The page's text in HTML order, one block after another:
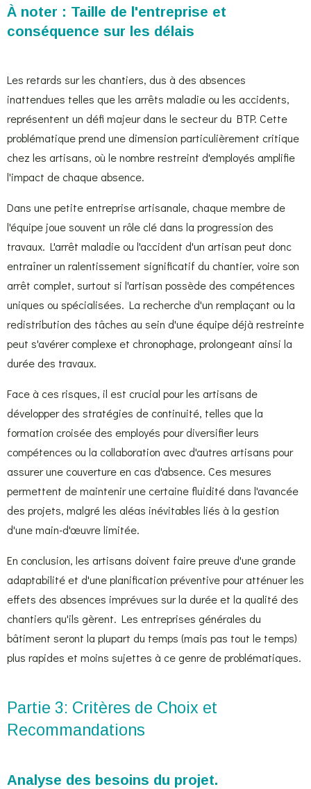
À noter : Taille de l'entreprise et
conséquence sur les délais
Les retards sur les chantiers, dus à des absences
inattendues telles que les arrêts maladie ou les accidents,
représentent un défi majeur dans le secteur du BTP. Cette
problématique prend une dimension particulièrement critique
chez les artisans, où le nombre restreint d'employés amplifie
l'impact de chaque absence.
Dans une petite entreprise artisanale, chaque membre de
l'équipe joue souvent un rôle clé dans la progression des
travaux. L'arrêt maladie ou l'accident d'un artisan peut donc
entraîner un ralentissement significatif du chantier, voire son
arrêt complet, surtout si l'artisan possède des compétences
uniques ou spécialisées. La recherche d'un remplaçant ou la
redistribution des tâches au sein d'une équipe déjà restreinte
peut s'avérer complexe et chronophage, prolongeant ainsi la
durée des travaux.
Face à ces risques, il est crucial pour les artisans de
développer des stratégies de continuité, telles que la
formation croisée des employés pour diversifier leurs
compétences ou la collaboration avec d'autres artisans pour
assurer une couverture en cas d'absence. Ces mesures
permettent de maintenir une certaine fluidité dans l'avancée
des projets, malgré les aléas inévitables liés à la gestion
d'une main-d'œuvre limitée.
En conclusion, les artisans doivent faire preuve d'une grande
adaptabilité et d'une planification préventive pour atténuer les
effets des absences imprévues sur la durée et la qualité des
chantiers qu'ils gèrent. Les entreprises générales du
bâtiment seront la plupart du temps (mais pas tout le temps)
plus rapides et moins sujettes à ce genre de problématiques.
Partie 3: Critères de Choix et
Recommandations
Analyse des besoins du projet.